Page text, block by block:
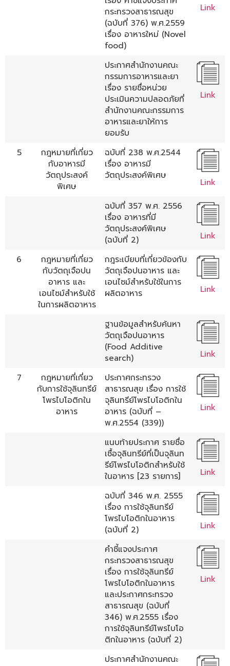
กระทรวงสาธารณสุข
(ฉบับที่ 376) พ.ศ.2559
เรื่อง อาหารใหม่ (Novel
food)
Link
ประกาศสำนักงานคณะ
กรรมการอาหารและยา
เรื่อง รายชื่อหน่วย
ประเมินความปลอดภัยที่
สำนักงานคณะกรรมการ
อาหารและยาให้การ
ยอมรับ
Link
5
กฎหมายที่เกี่ยว
กับอาหารมี
วัตถุประสงค์
พิเศษ
ฉบับที่ 238 พ.ศ.2544
เรื่อง อาหารมี
วัตถุประสงค์พิเศษ
Link
ฉบับที่ 357 พ.ศ. 2556
เรื่อง อาหารที่มี
วัตถุประสงค์พิเศษ
(ฉบับที่ 2)
Link
6
กฎหมายที่เกี่ยว
กับวัตถุเจือปน
อาหาร และ
เอนไซม์สำหรับใช้
ในการผลิตอาหาร
กฎระเบียบที่เกี่ยวข้องกับ
วัตถุเจือปนอาหาร และ
เอนไซม์สำหรับใช้ในการ
ผลิตอาหาร
Link
ฐานข้อมูลสำหรับค้นหา
วัตถุเจือปนอาหาร
(Food Additive
search)
Link
7
กฎหมายที่เกี่ยว
กับการใช้จุลินทรีย์
โพรไบโอติกใน
อาหาร
ประกาศกระทรวง
สาธารณสุข เรื่อง การใช้
จุลินทรีย์โพรไบโอติกใน
อาหาร (ฉบับที่ –
พ.ศ.2554 (339))
Link
แนบท้ายประกาศ รายชื่อ
เชื้อจุลินทรีย์ที่เป็นจุลินท
รีย์โพรไบโอติกสำหรับใช้
ในอาหาร [23 รายการ]
Link
ฉบับที่ 346 พ.ศ. 2555
เรื่อง การใช้จุลินทรีย์
โพรไบโอติกในอาหาร
(ฉบับที่ 2)
Link
คำชี้แจงประกาศ
กระทรวงสาธารณสุข
เรื่อง การใช้จุลินทรีย์
โพรไบโอติกในอาหาร
และประกาศกระทรวง
สาธารณสุข (ฉบับที่
346) พ.ศ.2555 เรื่อง
การใช้จุลินทรีย์โพรไบโอ
ติกในอาหาร (ฉบับที่ 2)
Link
ประกาศสำนักงานคณะ